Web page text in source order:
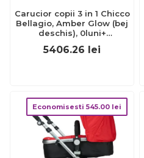
Carucior copii 3 in 1 Chicco
Bellagio, Amber Glow (bej
deschis), 0luni+
CHC8713650+8713750+8714650-
8
5406.26 lei
Economisesti 545.00 lei